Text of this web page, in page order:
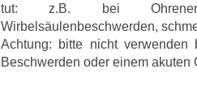
tut: z.B. bei
Wirbelsäulenbeschwerden,
Achtung: bitte nicht verwenden
Beschwerden oder einem akuten